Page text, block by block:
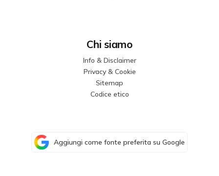
Chi siamo
Info & Disclaimer
Privacy & Cookie
Sitemap
Codice etico
Aggiungi come fonte preferita su Google